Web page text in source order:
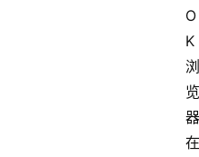
O
K
浏
览
器
在